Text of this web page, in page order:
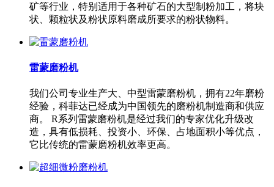
矿等行业，特别适用于各种矿石的大型制粉加工，将块
状、颗粒状及粉状原料磨成所要求的粉状物料。
雷蒙磨粉机
我们公司专业生产大、中型雷蒙磨粉机，拥有22年磨粉
经验，科菲达已经成为中国领先的磨粉机制造商和供应
商。 R系列雷蒙磨粉机是经过我们的专家优化升级改
造，具有低损耗、投资小、环保、占地面积小等优点，
它比传统的雷蒙磨粉机效率更高。